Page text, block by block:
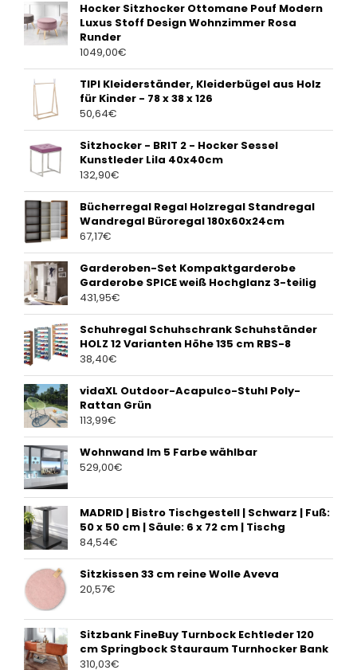
Hocker Sitzhocker Ottomane Pouf Modern
Luxus Stoff Design Wohnzimmer Rosa
Runder
1049,00€
TIPI Kleiderständer, Kleiderbügel aus Holz
für Kinder - 78 x 38 x 126
50,64€
Sitzhocker - BRIT 2 - Hocker Sessel
Kunstleder Lila 40x40cm
132,90€
Bücherregal Regal Holzregal Standregal
Wandregal Büroregal 180x60x24cm
67,17€
Garderoben-Set Kompaktgarderobe
Garderobe SPICE weiß Hochglanz 3-teilig
431,95€
Schuhregal Schuhschrank Schuhständer
HOLZ 12 Varianten Höhe 135 cm RBS-8
38,40€
vidaXL Outdoor-Acapulco-Stuhl Poly-
Rattan Grün
113,99€
Wohnwand Im 5 Farbe wählbar
529,00€
MADRID | Bistro Tischgestell | Schwarz | Fuß:
50 x 50 cm | Säule: 6 x 72 cm | Tischg
84,54€
Sitzkissen 33 cm reine Wolle Aveva
20,57€
Sitzbank FineBuy Turnbock Echtleder 120
cm Springbock Stauraum Turnhocker Bank
310,03€